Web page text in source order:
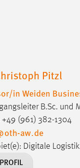
Pitzl
in Weiden
B.Sc. und
+49 (961) 382-1304
oth-aw.de
Digitale Logistik
können, werden von
gesetzt.